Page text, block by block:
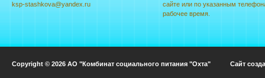
ksp-stashkova@yandex.ru
сайте или по указанным
рабочее время.
Copyright © 2026 АО "Комбинат социального питания "Охта" Сайт